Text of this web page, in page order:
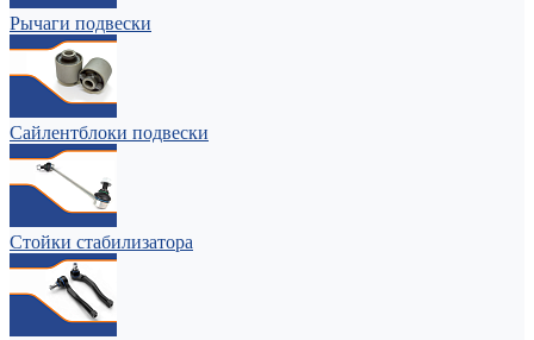
Рычаги подвески
Сайлентблоки подвески
Стойки стабилизатора